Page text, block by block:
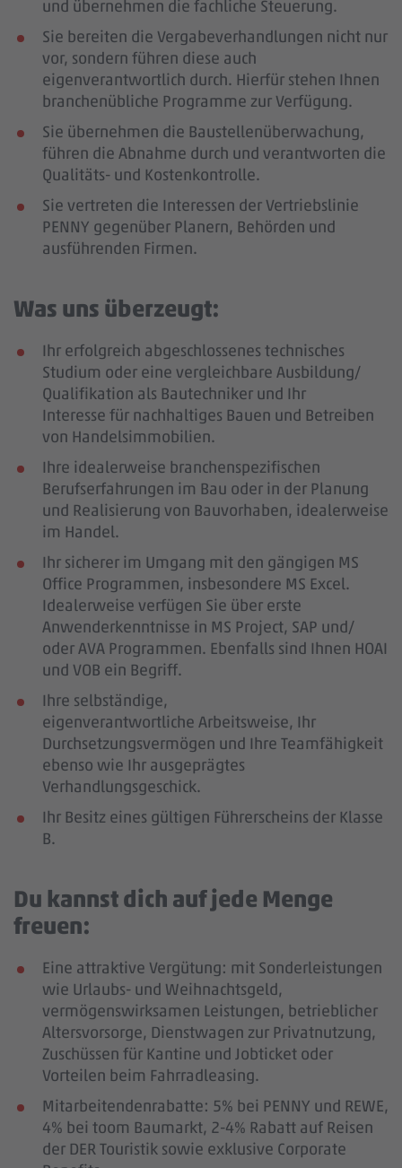
und übernehmen die fachliche Steuerung.
Sie bereiten die Vergabeverhandlungen nicht nur
vor, sondern führen diese auch
eigenverantwortlich durch. Hierfür stehen Ihnen
branchenübliche Programme zur Verfügung.
Sie übernehmen die Baustellenüberwachung,
führen die Abnahme durch und verantworten die
Qualitäts- und Kostenkontrolle.
Sie vertreten die Interessen der Vertriebslinie
PENNY gegenüber Planern, Behörden und
ausführenden Firmen.
Was uns überzeugt:
Ihr erfolgreich abgeschlossenes technisches
Studium oder eine vergleichbare Ausbildung/
Qualifikation als Bautechniker und Ihr
Interesse für nachhaltiges Bauen und Betreiben
von Handelsimmobilien.
Ihre idealerweise branchenspezifischen
Berufserfahrungen im Bau oder in der Planung
und Realisierung von Bauvorhaben, idealerweise
im Handel.
Ihr sicherer im Umgang mit den gängigen MS
Office Programmen, insbesondere MS Excel.
Idealerweise verfügen Sie über erste
Anwenderkenntnisse in MS Project, SAP und/
oder AVA Programmen. Ebenfalls sind Ihnen HOAI
und VOB ein Begriff.
Ihre selbständige,
eigenverantwortliche Arbeitsweise, Ihr
Durchsetzungsvermögen und Ihre Teamfähigkeit
ebenso wie Ihr ausgeprägtes
Verhandlungsgeschick.
Ihr Besitz eines gültigen Führerscheins der Klasse
B.
Du kannst dich auf jede Menge
freuen:
Eine attraktive Vergütung: mit Sonderleistungen
wie Urlaubs- und Weihnachtsgeld,
vermögenswirksamen Leistungen, betrieblicher
Altersvorsorge, Dienstwagen zur Privatnutzung,
Zuschüssen für Kantine und Jobticket oder
Vorteilen beim Fahrradleasing.
Mitarbeitendenrabatte: 5% bei PENNY und REWE,
4% bei toom Baumarkt, 2-4% Rabatt auf Reisen
der DER Touristik sowie exklusive Corporate